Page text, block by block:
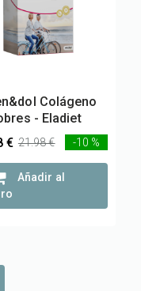
Colágeno
- Eladiet
€ 21.98 € -10 %
Añadir al